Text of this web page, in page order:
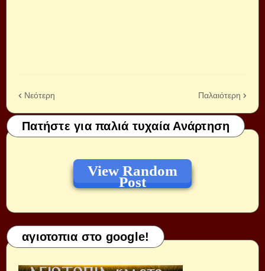
Νεότερη Παλαιότερη
Πατήστε για παλιά τυχαία Ανάρτηση
View Random
Post
αγιοτοπια στο google!